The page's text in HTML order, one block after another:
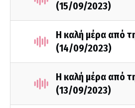
(15/09/2023)
Η καλή μέρα από
(14/09/2023)
Η καλή μέρα από
(13/09/2023)